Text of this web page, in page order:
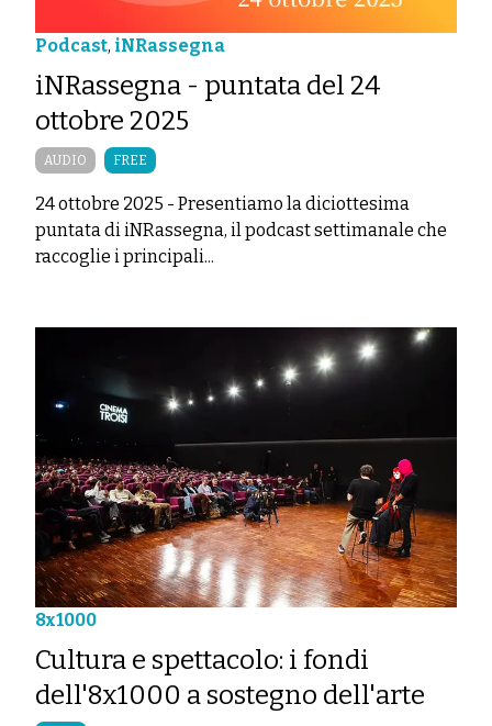
Podcast, iNRassegna
iNRassegna - puntata del 24
ottobre 2025
AUDIO FREE
24 ottobre 2025 - Presentiamo la diciottesima
puntata di iNRassegna, il podcast settimanale che
raccoglie i principali...
8x1000
Cultura e spettacolo: i fondi
dell'8x1000 a sostegno dell'arte